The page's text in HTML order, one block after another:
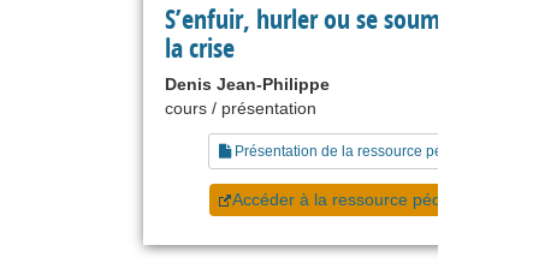
S’enfuir, hurler ou se soumettre
la crise
Denis Jean-Philippe
cours / présentation
Présentation de la ressource pédagogique
Accéder à la ressource pédagogique